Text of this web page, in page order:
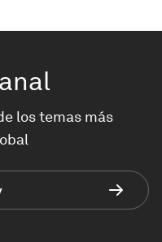
los temas más